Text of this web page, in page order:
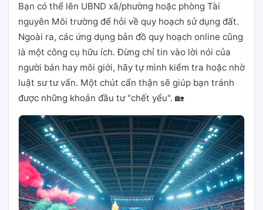
Bạn có thể lên UBND xã/phường hoặc phòng Tài
nguyên Môi trường để hỏi về quy hoạch sử dụng đất.
Ngoài ra, các ứng dụng bản đồ quy hoạch online cũng
là một công cụ hữu ích. Đừng chỉ tin vào lời nói của
người bán hay môi giới, hãy tự mình kiểm tra hoặc nhờ
luật sư tư vấn. Một chút cẩn thận sẽ giúp bạn tránh
được những khoản đầu tư "chết yểu". 🏡